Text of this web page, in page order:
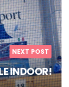
NEXT POST
INDOOR!